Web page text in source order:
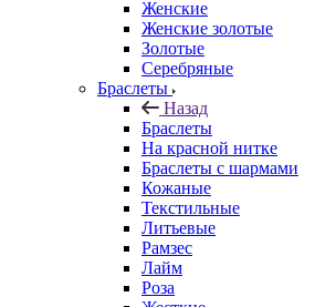
Женские
Женские золотые
Золотые
Серебряные
Браслеты
Назад
Браслеты
На красной нитке
Браслеты с шармами
Кожаные
Текстильные
Литьевые
Рамзес
Лайм
Роза